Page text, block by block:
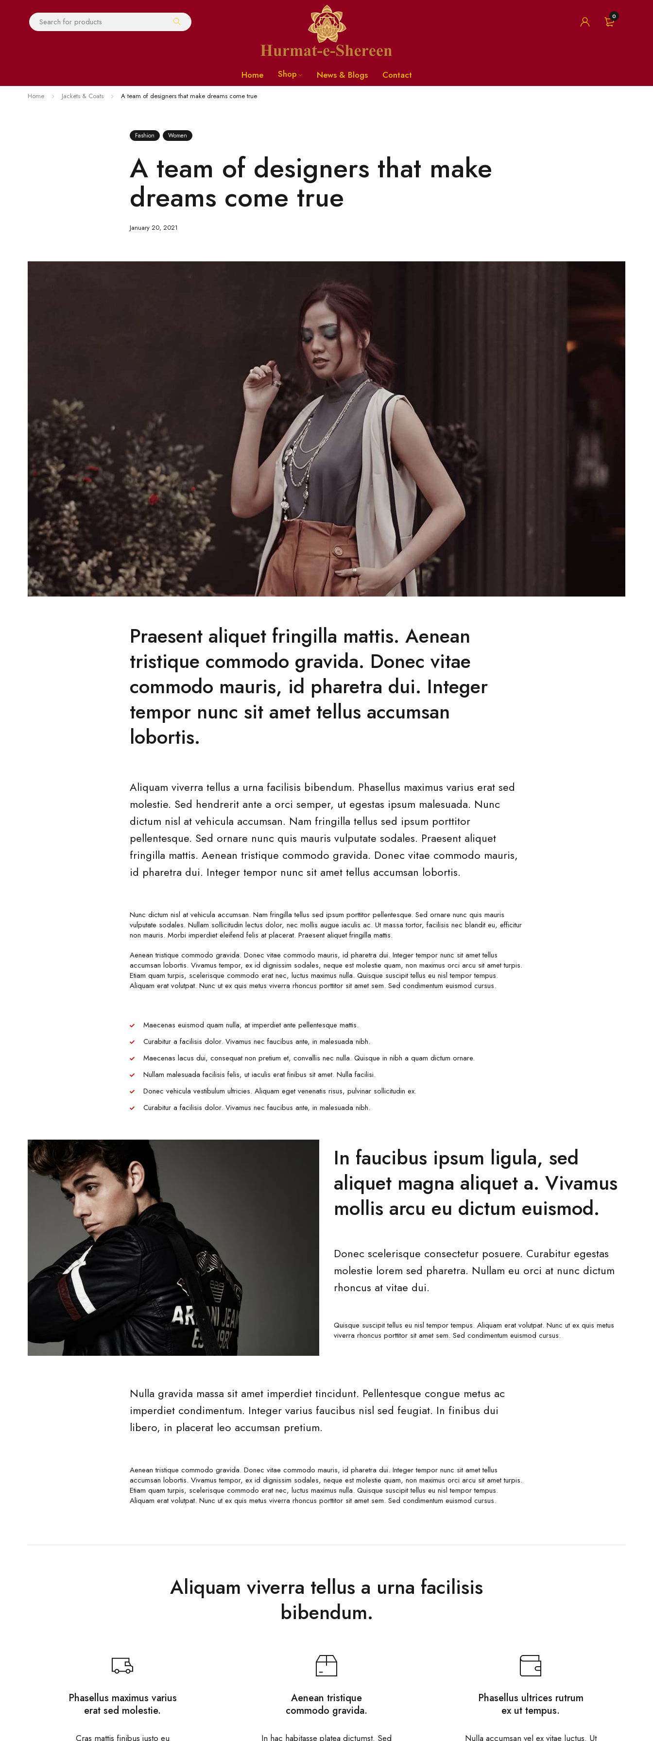
0
Home Shop News & Blogs Contact
Home Jackets & Coats A team of designers that make dreams come true
Fashion Women
A team of designers that make
dreams come true
January 20, 2021
Praesent aliquet fringilla mattis. Aenean
tristique commodo gravida. Donec vitae
commodo mauris, id pharetra dui. Integer
tempor nunc sit amet tellus accumsan
lobortis.
Aliquam viverra tellus a urna facilisis bibendum. Phasellus maximus varius erat sed
molestie. Sed hendrerit ante a orci semper, ut egestas ipsum malesuada. Nunc
dictum nisl at vehicula accumsan. Nam fringilla tellus sed ipsum porttitor
pellentesque. Sed ornare nunc quis mauris vulputate sodales. Praesent aliquet
fringilla mattis. Aenean tristique commodo gravida. Donec vitae commodo mauris,
id pharetra dui. Integer tempor nunc sit amet tellus accumsan lobortis.
Nunc dictum nisl at vehicula accumsan. Nam fringilla tellus sed ipsum porttitor pellentesque. Sed ornare nunc quis mauris
vulputate sodales. Nullam sollicitudin lectus dolor, nec mollis augue iaculis ac. Ut massa tortor, facilisis nec blandit eu, efficitur
non mauris. Morbi imperdiet eleifend felis at placerat. Praesent aliquet fringilla mattis.
Aenean tristique commodo gravida. Donec vitae commodo mauris, id pharetra dui. Integer tempor nunc sit amet tellus
accumsan lobortis. Vivamus tempor, ex id dignissim sodales, neque est molestie quam, non maximus orci arcu sit amet turpis.
Etiam quam turpis, scelerisque commodo erat nec, luctus maximus nulla. Quisque suscipit tellus eu nisl tempor tempus.
Aliquam erat volutpat. Nunc ut ex quis metus viverra rhoncus porttitor sit amet sem. Sed condimentum euismod cursus.
Maecenas euismod quam nulla, at imperdiet ante pellentesque mattis.
Curabitur a facilisis dolor. Vivamus nec faucibus ante, in malesuada nibh.
Maecenas lacus dui, consequat non pretium et, convallis nec nulla. Quisque in nibh a quam dictum ornare.
Nullam malesuada facilisis felis, ut iaculis erat finibus sit amet. Nulla facilisi.
Donec vehicula vestibulum ultricies. Aliquam eget venenatis risus, pulvinar sollicitudin ex.
Curabitur a facilisis dolor. Vivamus nec faucibus ante, in malesuada nibh.
In faucibus ipsum ligula, sed
aliquet magna aliquet a. Vivamus
mollis arcu eu dictum euismod.
Donec scelerisque consectetur posuere. Curabitur egestas
molestie lorem sed pharetra. Nullam eu orci at nunc dictum
rhoncus at vitae dui.
Quisque suscipit tellus eu nisl tempor tempus. Aliquam erat volutpat. Nunc ut ex quis metus
viverra rhoncus porttitor sit amet sem. Sed condimentum euismod cursus.
Nulla gravida massa sit amet imperdiet tincidunt. Pellentesque congue metus ac
imperdiet condimentum. Integer varius faucibus nisl sed feugiat. In finibus dui
libero, in placerat leo accumsan pretium.
Aenean tristique commodo gravida. Donec vitae commodo mauris, id pharetra dui. Integer tempor nunc sit amet tellus
accumsan lobortis. Vivamus tempor, ex id dignissim sodales, neque est molestie quam, non maximus orci arcu sit amet turpis.
Etiam quam turpis, scelerisque commodo erat nec, luctus maximus nulla. Quisque suscipit tellus eu nisl tempor tempus.
Aliquam erat volutpat. Nunc ut ex quis metus viverra rhoncus porttitor sit amet sem. Sed condimentum euismod cursus.
Aliquam viverra tellus a urna facilisis
bibendum.
Phasellus maximus varius
erat sed molestie.
Cras mattis finibus justo eu
Aenean tristique
commodo gravida.
In hac habitasse platea dictumst. Sed
Phasellus ultrices rutrum
ex ut tempus.
Nulla accumsan vel ex vitae luctus. Ut